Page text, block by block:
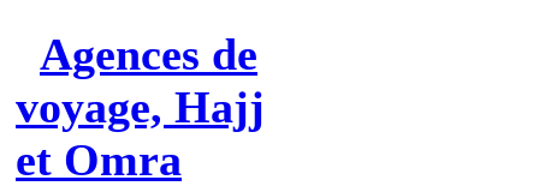
Agences de
voyage, Hajj
et Omra